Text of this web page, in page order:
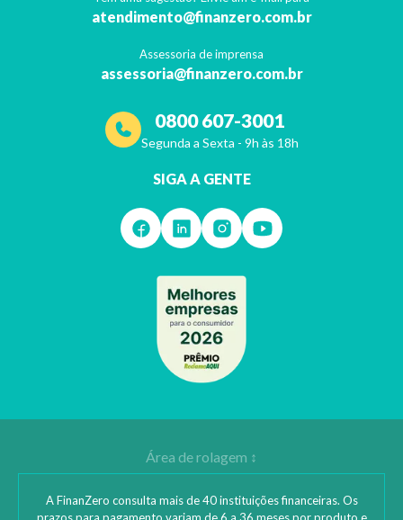
atendimento@finanzero.com.br
Assessoria de imprensa
assessoria@finanzero.com.br
0800 607-3001
Segunda a Sexta - 9h às 18h
SIGA A GENTE
A FinanZero consulta mais de 40 instituições financeiras. Os